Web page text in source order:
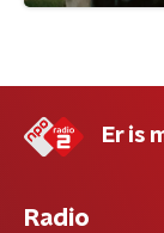
Er is
Radio